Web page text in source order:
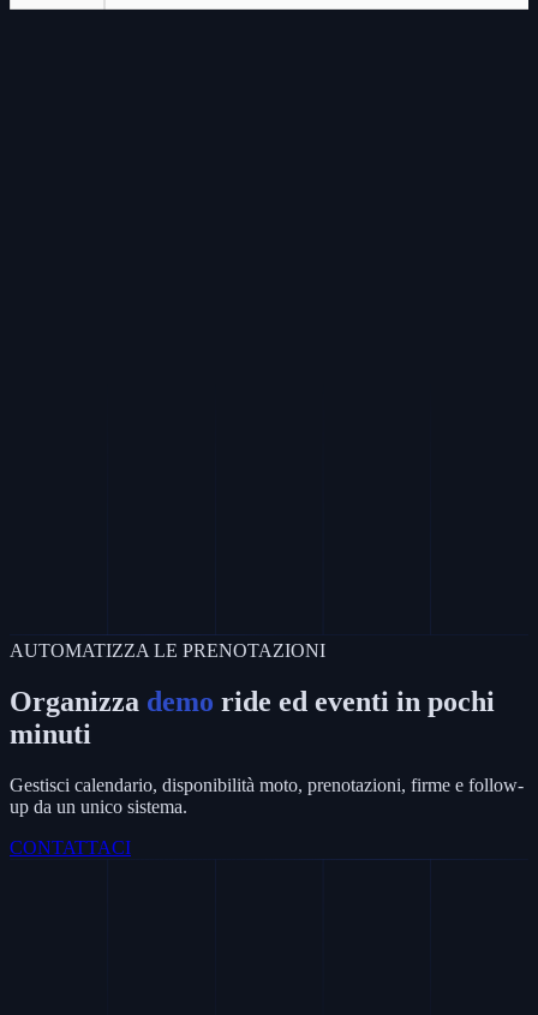
AUTOMATIZZA LE PRENOTAZIONI
Organizza demo ride ed eventi in pochi
minuti
Gestisci calendario, disponibilità moto, prenotazioni, firme e follow-
up da un unico sistema.
CONTATTACI